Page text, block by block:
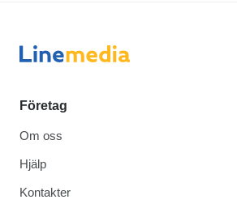
Företag
Om oss
Hjälp
Kontakter